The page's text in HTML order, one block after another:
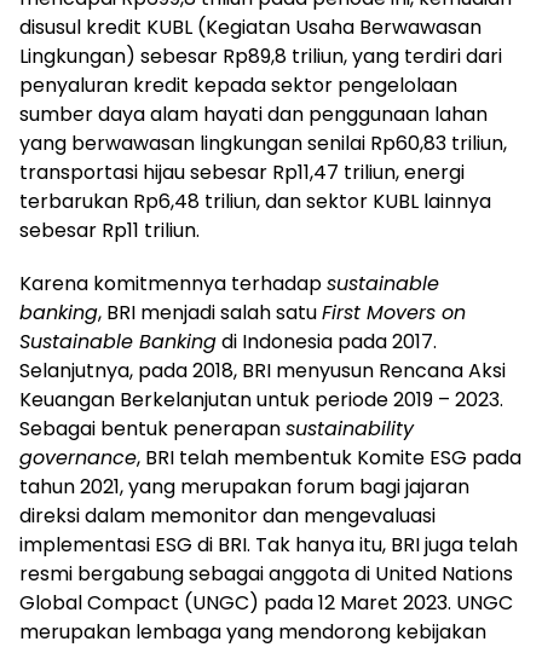
disusul kredit KUBL (Kegiatan Usaha Berwawasan
Lingkungan) sebesar Rp89,8 triliun, yang terdiri dari
penyaluran kredit kepada sektor pengelolaan
sumber daya alam hayati dan penggunaan lahan
yang berwawasan lingkungan senilai Rp60,83 triliun,
transportasi hijau sebesar Rp11,47 triliun, energi
terbarukan Rp6,48 triliun, dan sektor KUBL lainnya
sebesar Rp11 triliun.
Karena komitmennya terhadapsustainable
banking, BRI menjadi salah satuFirst Movers on
Sustainable Bankingdi Indonesia pada 2017.
Selanjutnya, pada 2018, BRI menyusun Rencana Aksi
Keuangan Berkelanjutan untuk periode 2019 – 2023.
Sebagai bentuk penerapansustainability
governance, BRI telah membentuk Komite ESG pada
tahun 2021, yang merupakan forum bagi jajaran
direksi dalam memonitor dan mengevaluasi
implementasi ESG di BRI. Tak hanya itu, BRI juga telah
resmi bergabung sebagai anggota di United Nations
Global Compact (UNGC) pada 12 Maret 2023. UNGC
merupakan lembaga yang mendorong kebijakan